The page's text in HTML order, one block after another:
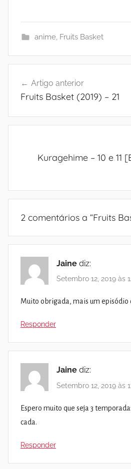
anime, Fruits Basket
de
Artigo anterior
Fruits Basket (2019) – 21
Kuragehime – 10 e 11
2 comentários a “Fruits
Jaine diz:
Setembro 12, 2019 às
Muito obrigada, mais um episódio
Responder
Jaine diz:
Setembro 12, 2019 às
Espero muito que seja 3
cada.
Responder